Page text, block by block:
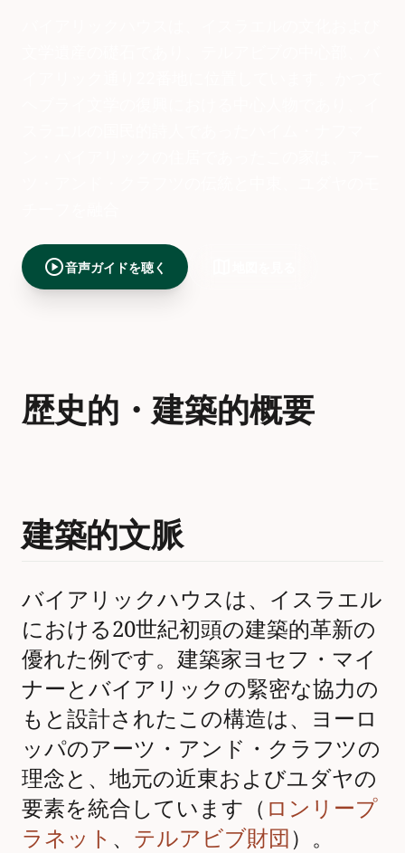
play_circle音声ガイドを聴く
歴史的・建築的概要
建築的文脈
バイアリックハウスは、イスラエル
における20世紀初頭の建築的革新の
優れた例です。建築家ヨセフ・マイ
ナーとバイアリックの緊密な協力の
もと設計されたこの構造は、ヨーロ
ッパのアーツ・アンド・クラフツの
理念と、地元の近東およびユダヤの
要素を統合しています（ ロンリープ
ラネット 、 テルアビブ財団）。